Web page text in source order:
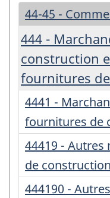
44-45 -
444 -
construction
fournitures
4441 -
fournitures de
44419 -
de construction
444190 -